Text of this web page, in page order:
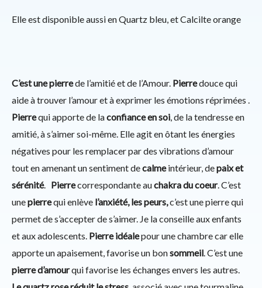
Elle est disponible aussi en Quartz bleu, et Calcilte orange
C’est une pierrede l’amitié et de l’Amour. Pierredouce qui
aide à trouver l’amour et à exprimer les émotions réprimées .
Pierrequi apporte de laconfiance en soi, de la tendresse en
amitié, à s’aimer soi-même. Elle agit en ôtant les énergies
négatives pour les remplacer par des vibrations d’amour
tout en amenant un sentiment decalmeintérieur, depaix et
sérénité. Pierrecorrespondante auchakra du coeur. C’est
unepierrequi enlève l’anxiété, les peurs,c’est une pierre qui
permet de s’accepter de s’aimer. Je la conseille aux enfants
et aux adolescents. Pierre idéalepour une chambre car elle
apporte un apaisement, favorise un bonsommeil. C’est une
pierre d’amourqui favorise les échanges envers les autres.